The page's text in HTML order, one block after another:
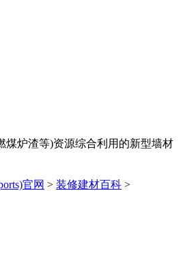
煤炉渣等)资源综合利用的新型墙材
官网 > 装修建材百科 >